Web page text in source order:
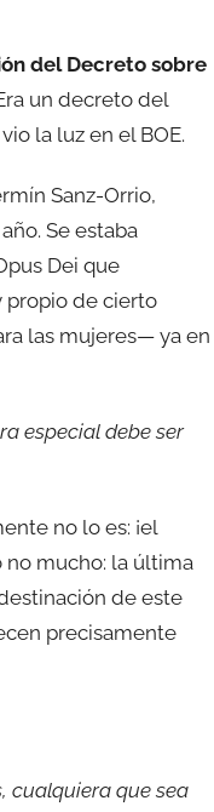
del Decreto sobre
un decreto del
la luz en el BOE.
Sanz-Orrio,
Se estaba
Dei que
propio de cierto
las mujeres— ya en
especial debe ser
no lo es: ¡el
no mucho: la última
de este
precisamente
cualquiera que sea